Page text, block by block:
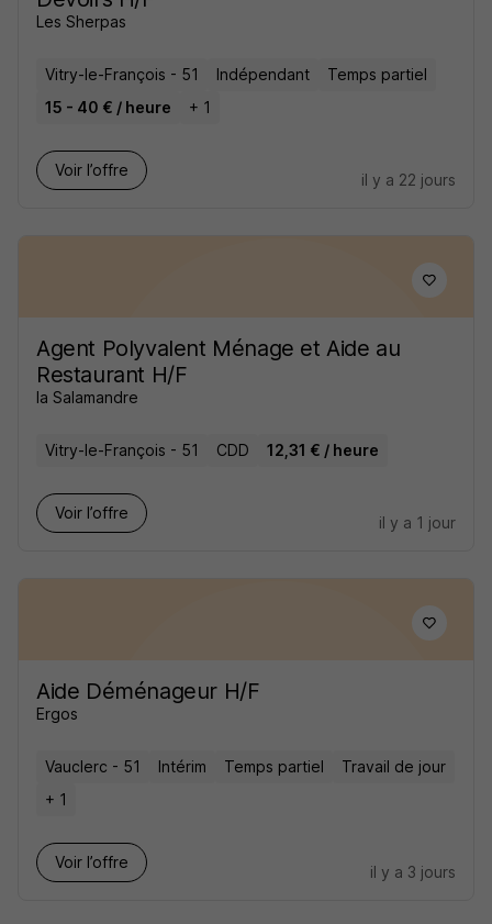
Les Sherpas
Vitry-le-François - 51 Indépendant
Temps partiel
15 - 40 € / heure
+ 1
Voir l’offre
il y a 22 jours
Agent Polyvalent Ménage et Aide au
Restaurant H/F
la Salamandre
Vitry-le-François - 51 CDD 12,31 € / heure
Voir l’offre
il y a 1 jour
Aide Déménageur H/F
Ergos
Vauclerc - 51 Intérim Temps partiel
Travail de jour
+ 1
Voir l’offre
il y a 3 jours